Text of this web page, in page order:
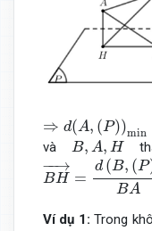
⇒ d(A, (P))min
vàB, A, H
B, A ,H
−
−→
BH =
d (B, (P
BA
BH →=d(B,(P ))B
Ví dụ 1: Trong